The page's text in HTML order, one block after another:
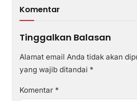
Komentar
Tinggalkan Balasan
Alamat email Anda tidak akan
yang wajib ditandai *
Komentar *